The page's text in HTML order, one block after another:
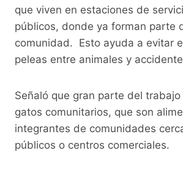
que viven en estaciones de
públicos, donde ya forman parte
comunidad. Esto ayuda a evitar
peleas entre animales y
Señaló que gran parte del
gatos comunitarios, que son
integrantes de comunidades
públicos o centros comerciales.